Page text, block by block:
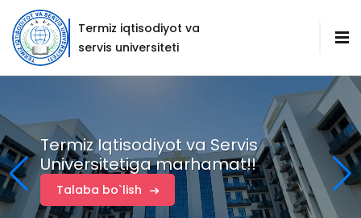
Termiz iqtisodiyot va
servis universiteti
Iqtisodiyot va Servis
marhamat!!
bo`lish
zamonaviy
ega o'quv
o'z kasbingizning
aylaning!
bo`lish
Termiz Iqtisodiyot va Servis
Universitetiga marhamat!!
Talaba bo`lish